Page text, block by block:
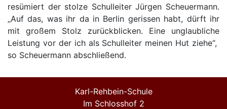
resümiert der stolze Schulleiter Jürgen Scheuermann.
„Auf das, was ihr da in Berlin gerissen habt, dürft ihr
mit großem Stolz zurückblicken. Eine unglaubliche
Leistung vor der ich als Schulleiter meinen Hut ziehe“,
so Scheuermann abschließend.
Karl-Rehbein-Schule
Im Schlosshof 2